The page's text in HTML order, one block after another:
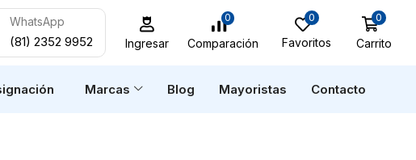
WhatsApp
(81) 2352 9952 Ingresar
0
Comparación
0
Favoritos
0
Carrito
Marcas Blog Mayoristas Contacto